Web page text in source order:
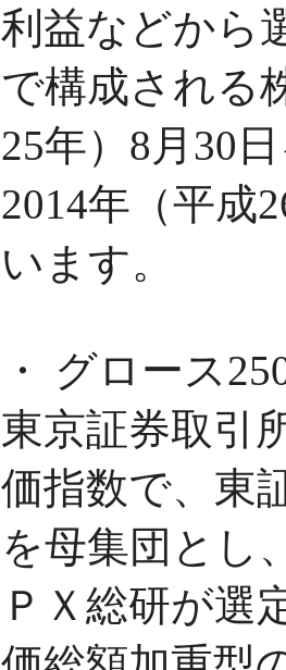
利益などから
で構成される
25年）8月30
2014年（平成
います。
・ グロース
東京証券取引
価指数で、東
を母集団とし
ＰＸ総研が選